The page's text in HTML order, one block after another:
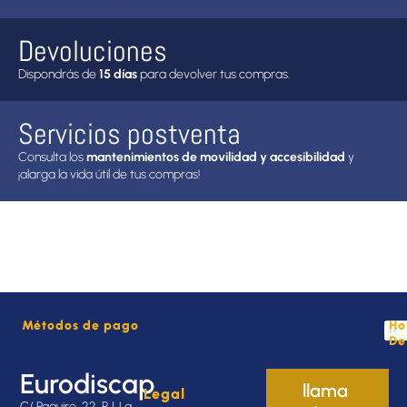
Devoluciones
Dispondrás de15 díaspara devolver tus compras.
Servicios postventa
Consulta losmantenimientos de movilidad y accesibilidad y
¡alarga la vida útil de tus compras!
Métodos de pago
EurodiscapLegal
llama